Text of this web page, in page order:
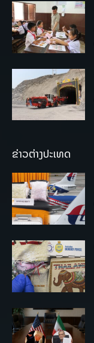
ຂ່າວຕ່າງປະເທດ